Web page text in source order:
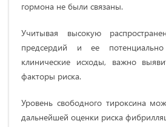
гормона не были связаны.
Учитывая высокую
предсердий и ее
клинические исходы, важно
факторы риска.
Уровень свободного тироксина
дальнейшей оценки риска